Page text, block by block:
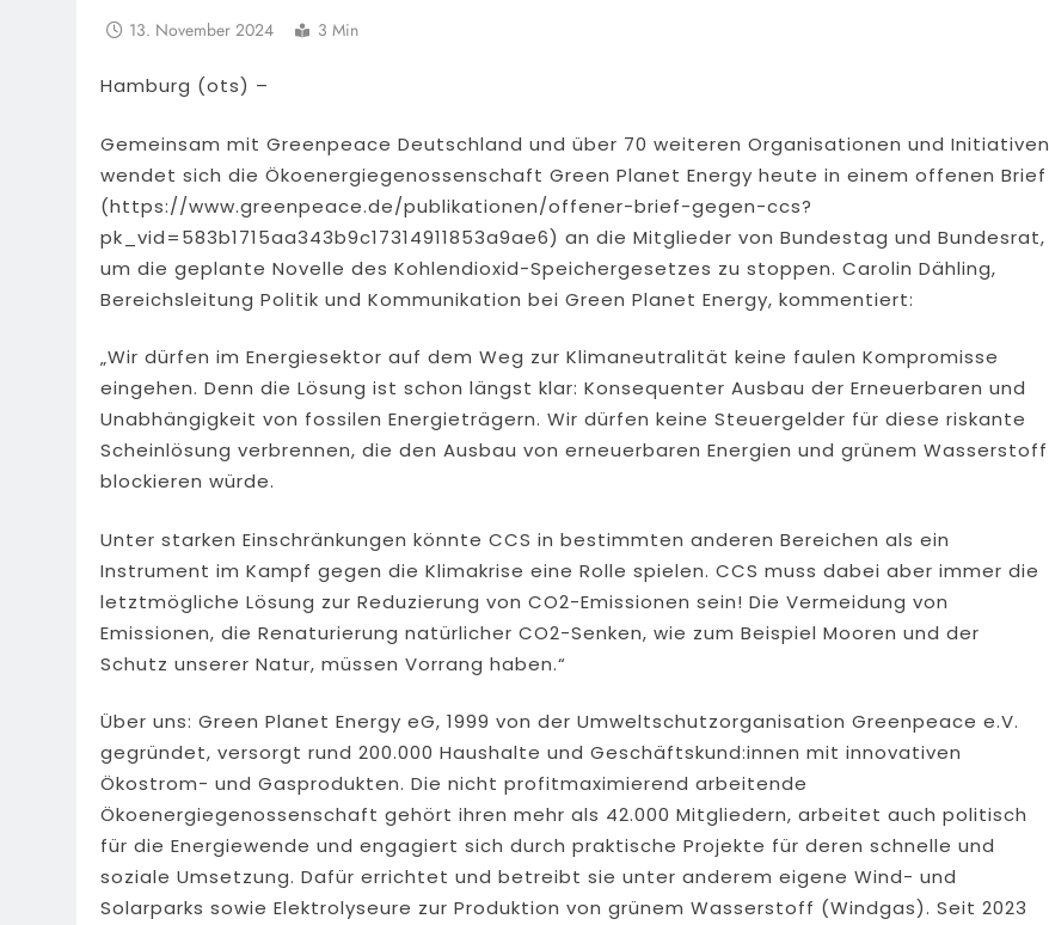
13. November 2024 3 Min
Hamburg (ots) –
Gemeinsam mit Greenpeace Deutschland und über 70 weiteren Organisationen und Initiativen
wendet sich die Ökoenergiegenossenschaft Green Planet Energy heute in einem offenen Brief
(https://www.greenpeace.de/publikationen/offener-brief-gegen-ccs?
pk_vid=583b1715aa343b9c17314911853a9ae6) an die Mitglieder von Bundestag und Bundesrat,
um die geplante Novelle des Kohlendioxid-Speichergesetzes zu stoppen. Carolin Dähling,
Bereichsleitung Politik und Kommunikation bei Green Planet Energy, kommentiert:
„Wir dürfen im Energiesektor auf dem Weg zur Klimaneutralität keine faulen Kompromisse
eingehen. Denn die Lösung ist schon längst klar: Konsequenter Ausbau der Erneuerbaren und
Unabhängigkeit von fossilen Energieträgern. Wir dürfen keine Steuergelder für diese riskante
Scheinlösung verbrennen, die den Ausbau von erneuerbaren Energien und grünem Wasserstoff
blockieren würde.
Unter starken Einschränkungen könnte CCS in bestimmten anderen Bereichen als ein
Instrument im Kampf gegen die Klimakrise eine Rolle spielen. CCS muss dabei aber immer die
letztmögliche Lösung zur Reduzierung von CO2-Emissionen sein! Die Vermeidung von
Emissionen, die Renaturierung natürlicher CO2-Senken, wie zum Beispiel Mooren und der
Schutz unserer Natur, müssen Vorrang haben.“
Über uns: Green Planet Energy eG, 1999 von der Umweltschutzorganisation Greenpeace e.V.
gegründet, versorgt rund 200.000 Haushalte und Geschäftskund:innen mit innovativen
Ökostrom- und Gasprodukten. Die nicht profitmaximierend arbeitende
Ökoenergiegenossenschaft gehört ihren mehr als 42.000 Mitgliedern, arbeitet auch politisch
für die Energiewende und engagiert sich durch praktische Projekte für deren schnelle und
soziale Umsetzung. Dafür errichtet und betreibt sie unter anderem eigene Wind- und
Solarparks sowie Elektrolyseure zur Produktion von grünem Wasserstoff (Windgas). Seit 2023